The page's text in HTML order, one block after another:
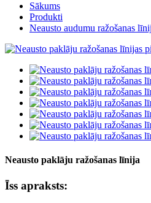
Sākums
Produkti
Neausto audumu ražošanas
Neausto paklāju ražošanas līnija
Īss apraksts: